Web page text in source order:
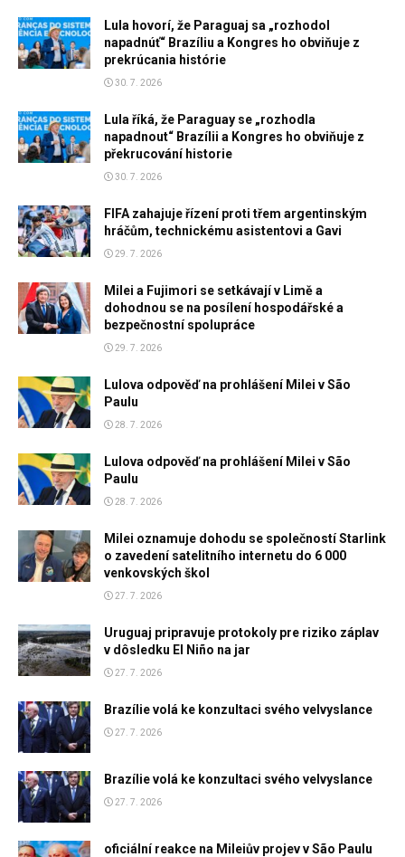
Lula hovorí, že Paraguaj sa „rozhodol
napadnúť“ Brazíliu a Kongres ho obviňuje z
prekrúcania histórie
30. 7. 2026
Lula říká, že Paraguay se „rozhodla
napadnout“ Brazílii a Kongres ho obviňuje z
překrucování historie
30. 7. 2026
FIFA zahajuje řízení proti třem argentinským
hráčům, technickému asistentovi a Gavi
29. 7. 2026
Milei a Fujimori se setkávají v Limě a
dohodnou se na posílení hospodářské a
bezpečnostní spolupráce
29. 7. 2026
Lulova odpověď na prohlášení Milei v São
Paulu
28. 7. 2026
Lulova odpověď na prohlášení Milei v São
Paulu
28. 7. 2026
Milei oznamuje dohodu se společností Starlink
o zavedení satelitního internetu do 6 000
venkovských škol
27. 7. 2026
Uruguaj pripravuje protokoly pre riziko záplav
v dôsledku El Niño na jar
27. 7. 2026
Brazílie volá ke konzultaci svého velvyslance
27. 7. 2026
Brazílie volá ke konzultaci svého velvyslance
27. 7. 2026
oficiální reakce na Mileiův projev v São Paulu